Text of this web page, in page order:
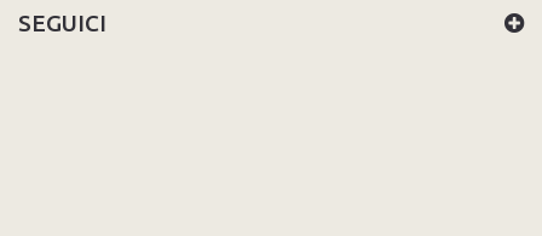
SEGUICI